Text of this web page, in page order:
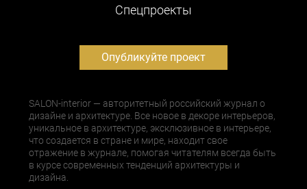
Cпецпроекты
Опубликуйте проект
SALON-interior — авторитетный российский журнал о
дизайне и архитектуре. Все новое в декоре интерьеров,
уникальное в архитектуре, эксклюзивное в интерьере,
что создается в стране и мире, находит свое
отражение в журнале, помогая читателям всегда быть
в курсе современных тенденций архитектуры и
дизайна.